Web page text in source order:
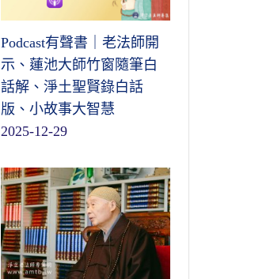
Podcast有聲書｜老法師開
示、蓮池大師竹窗隨筆白
話解、淨土聖賢錄白話
版、小故事大智慧
2025-12-29